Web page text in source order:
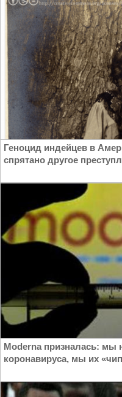
Геноцид индейцев в
спрятано другое
Moderna призналась: мы
коронавируса, мы их